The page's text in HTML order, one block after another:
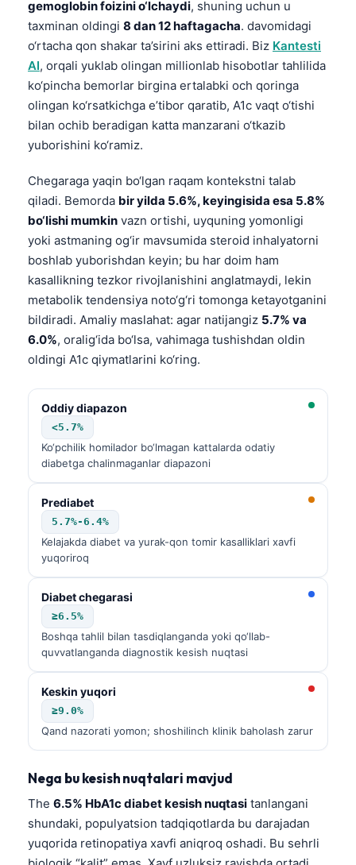
gemoglobin foizini o‘lchaydi, shuning uchun u
taxminan oldingi 8 dan 12 haftagacha. davomidagi
o‘rtacha qon shakar ta’sirini aks ettiradi. Biz Kantesti
AI, orqali yuklab olingan millionlab hisobotlar tahlilida
ko‘pincha bemorlar birgina ertalabki och qoringa
olingan ko‘rsatkichga e’tibor qaratib, A1c vaqt o‘tishi
bilan ochib beradigan katta manzarani o‘tkazib
yuborishini ko‘ramiz.
Chegaraga yaqin bo‘lgan raqam kontekstni talab
qiladi. Bemorda bir yilda 5.6%, keyingisida esa 5.8%
bo‘lishi mumkin vazn ortishi, uyquning yomonligi
yoki astmaning og‘ir mavsumida steroid inhalyatorni
boshlab yuborishdan keyin; bu har doim ham
kasallikning tezkor rivojlanishini anglatmaydi, lekin
metabolik tendensiya noto‘g‘ri tomonga ketayotganini
bildiradi. Amaliy maslahat: agar natijangiz 5.7% va
6.0%, oralig‘ida bo‘lsa, vahimaga tushishdan oldin
oldingi A1c qiymatlarini ko‘ring.
Oddiy diapazon
<5.7%
Ko‘pchilik homilador bo‘lmagan kattalarda odatiy
diabetga chalinmaganlar diapazoni
Prediabet
5.7%-6.4%
Kelajakda diabet va yurak-qon tomir kasalliklari xavfi
yuqoriroq
Diabet chegarasi
≥6.5%
Boshqa tahlil bilan tasdiqlanganda yoki qo‘llab-
quvvatlanganda diagnostik kesish nuqtasi
Keskin yuqori
≥9.0%
Qand nazorati yomon; shoshilinch klinik baholash zarur
Nega bu kesish nuqtalari mavjud
The 6.5% HbA1c diabet kesish nuqtasi tanlangani
shundaki, populyatsion tadqiqotlarda bu darajadan
yuqorida retinopatiya xavfi aniqroq oshadi. Bu sehrli